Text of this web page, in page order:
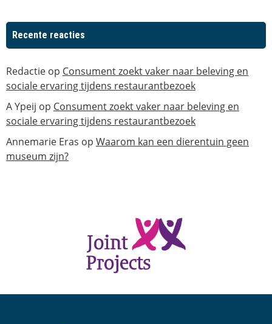
Recente reacties
Redactie op Consument zoekt vaker naar beleving en
sociale ervaring tijdens restaurantbezoek
A Ypeij op Consument zoekt vaker naar beleving en
sociale ervaring tijdens restaurantbezoek
Annemarie Eras op Waarom kan een dierentuin geen
museum zijn?